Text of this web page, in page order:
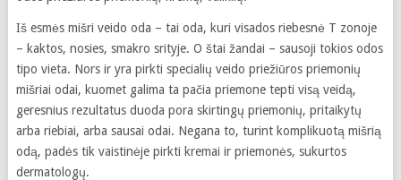
Iš esmės mišri veido oda – tai oda, kuri visados riebesnė T zonoje
– kaktos, nosies, smakro srityje. O štai žandai – sausoji tokios odos
tipo vieta. Nors ir yra pirkti specialių veido priežiūros priemonių
mišriai odai, kuomet galima ta pačia priemone tepti visą veidą,
geresnius rezultatus duoda pora skirtingų priemonių, pritaikytų
arba riebiai, arba sausai odai. Negana to, turint komplikuotą mišrią
odą, padės tik vaistinėje pirkti kremai ir priemonės, sukurtos
dermatologų.